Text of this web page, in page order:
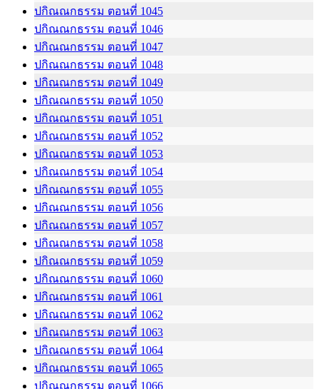
ปกิณณกธรรม ตอนที่ 1045
ปกิณณกธรรม ตอนที่ 1046
ปกิณณกธรรม ตอนที่ 1047
ปกิณณกธรรม ตอนที่ 1048
ปกิณณกธรรม ตอนที่ 1049
ปกิณณกธรรม ตอนที่ 1050
ปกิณณกธรรม ตอนที่ 1051
ปกิณณกธรรม ตอนที่ 1052
ปกิณณกธรรม ตอนที่ 1053
ปกิณณกธรรม ตอนที่ 1054
ปกิณณกธรรม ตอนที่ 1055
ปกิณณกธรรม ตอนที่ 1056
ปกิณณกธรรม ตอนที่ 1057
ปกิณณกธรรม ตอนที่ 1058
ปกิณณกธรรม ตอนที่ 1059
ปกิณณกธรรม ตอนที่ 1060
ปกิณณกธรรม ตอนที่ 1061
ปกิณณกธรรม ตอนที่ 1062
ปกิณณกธรรม ตอนที่ 1063
ปกิณณกธรรม ตอนที่ 1064
ปกิณณกธรรม ตอนที่ 1065
ปกิณณกธรรม ตอนที่ 1066